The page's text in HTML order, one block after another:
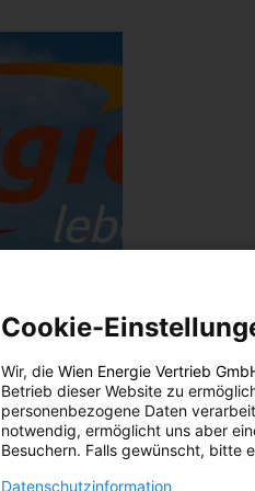
Cookie-
Wir, die Wien Energie Vertrieb
Betrieb dieser Website zu
personenbezogene Daten
notwendig, ermöglicht uns aber
Besuchern. Falls gewünscht, bitte
Datenschutzinformation